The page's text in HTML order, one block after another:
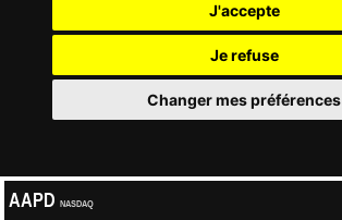
J'accepte
Je refuse
Changer mes préférences
AAPD NASDAQ